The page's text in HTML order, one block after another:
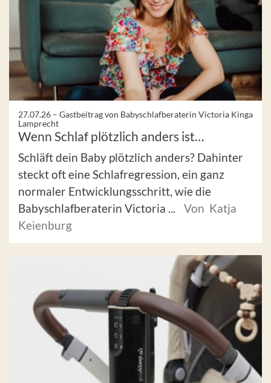
27.07.26 – Gastbeitrag von Babyschlafberaterin Victoria Kinga
Lamprecht
Wenn Schlaf plötzlich anders ist…
Schläft dein Baby plötzlich anders? Dahinter
steckt oft eine Schlafregression, ein ganz
normaler Entwicklungsschritt, wie die
Babyschlafberaterin Victoria ...
Von Katja
Keienburg